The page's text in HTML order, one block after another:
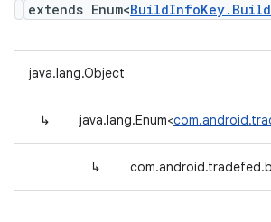
extends Enum<
java.lang.Object
↳ java.lang.Enum<
↳